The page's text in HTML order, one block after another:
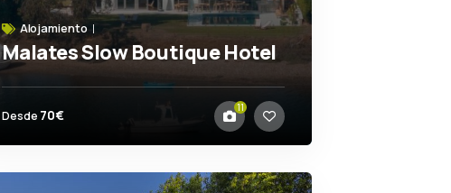
Alojamiento
Malates Slow Boutique Hotel
Foz
Desde 70€ 11